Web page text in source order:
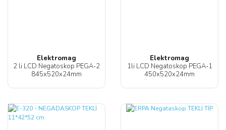
Elektromag
2 li LCD Negatoskop PEGA-2
845x520x24mm
Elektromag
1li LCD Negatoskop PEGA-1
450x520x24mm